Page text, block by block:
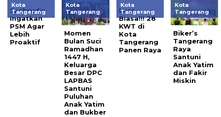
Kota
Tangerang
Sachrudin
Ingatkan
PSM Agar
Lebih
Proaktif
Kota
Tangerang
Momen
Bulan Suci
Ramadhan
1447 H,
Keluarga
Besar DPC
LAPBAS
Santuni
Puluhan
Anak Yatim
dan Bukber
Kota
Tangerang
Luar
Biasa!!! 28
KWT di
Kota
Tangerang
Panen Raya
Kota
Tangerang
Biker’s
Tangerang
Raya
Santuni
Anak Yatim
dan Fakir
Miskin